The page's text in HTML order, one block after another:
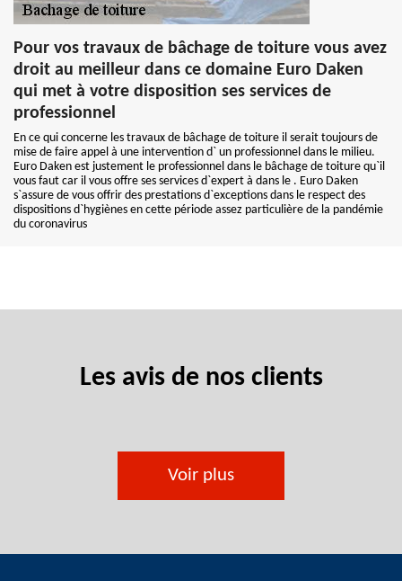
Pour vos travaux de bâchage de toiture vous avez
droit au meilleur dans ce domaine Euro Daken
qui met à votre disposition ses services de
professionnel
En ce qui concerne les travaux de bâchage de toiture il serait toujours de
mise de faire appel à une intervention d` un professionnel dans le milieu.
Euro Daken est justement le professionnel dans le bâchage de toiture qu`il
vous faut car il vous offre ses services d`expert à dans le . Euro Daken
s`assure de vous offrir des prestations d`exceptions dans le respect des
dispositions d`hygiènes en cette période assez particulière de la pandémie
du coronavirus
Les avis de nos clients
Voir plus